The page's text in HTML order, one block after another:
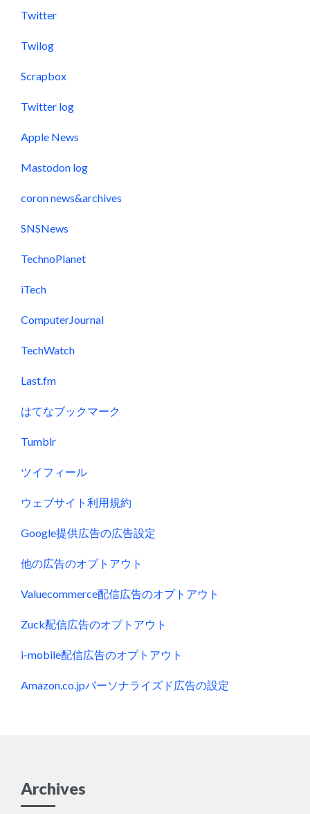
Twitter
Twilog
Scrapbox
Twitter log
Apple News
Mastodon log
coron news&archives
SNSNews
TechnoPlanet
iTech
ComputerJournal
TechWatch
Last.fm
はてなブックマーク
Tumblr
ツイフィール
ウェブサイト利用規約
Google提供広告の広告設定
他の広告のオプトアウト
Valuecommerce配信広告のオプトアウト
Zuck配信広告のオプトアウト
i-mobile配信広告のオプトアウト
Amazon.co.jpパーソナライズド広告の設定
Archives